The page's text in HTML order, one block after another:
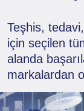
Teşhis,
için seçilen
alanda
markalardan